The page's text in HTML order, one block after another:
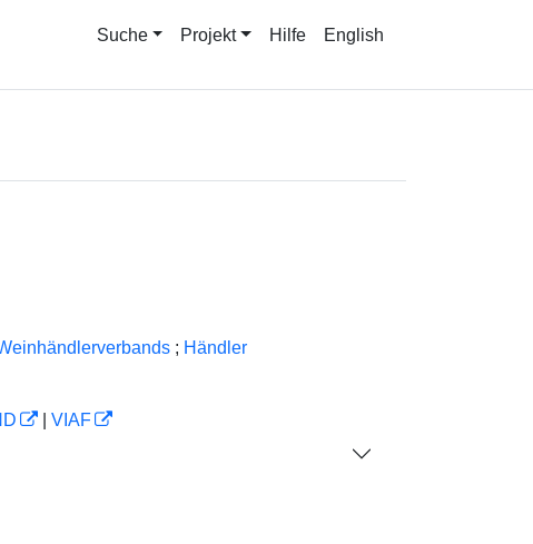
Suche Projekt Hilfe English
; Händler
VIAF